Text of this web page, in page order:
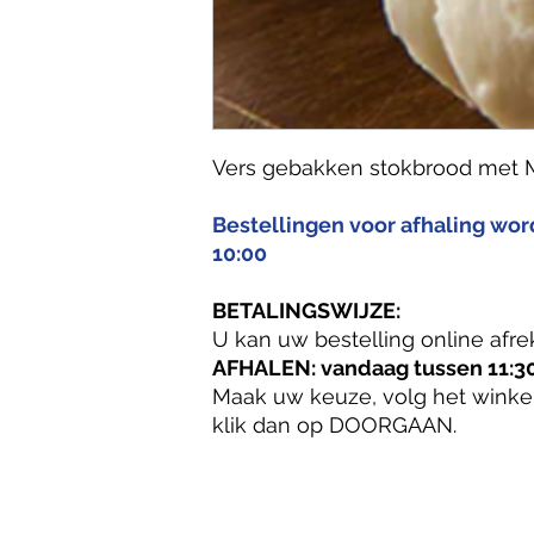
Vers gebakken stokbrood met
Bestellingen voor afhaling
10:00
BETALINGSWIJZE:
U kan uw bestelling online
AFHALEN: vandaag tussen
Maak uw keuze, volg het
klik dan op DOORGAAN.